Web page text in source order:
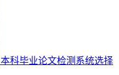
本科毕业论文检测系统选择